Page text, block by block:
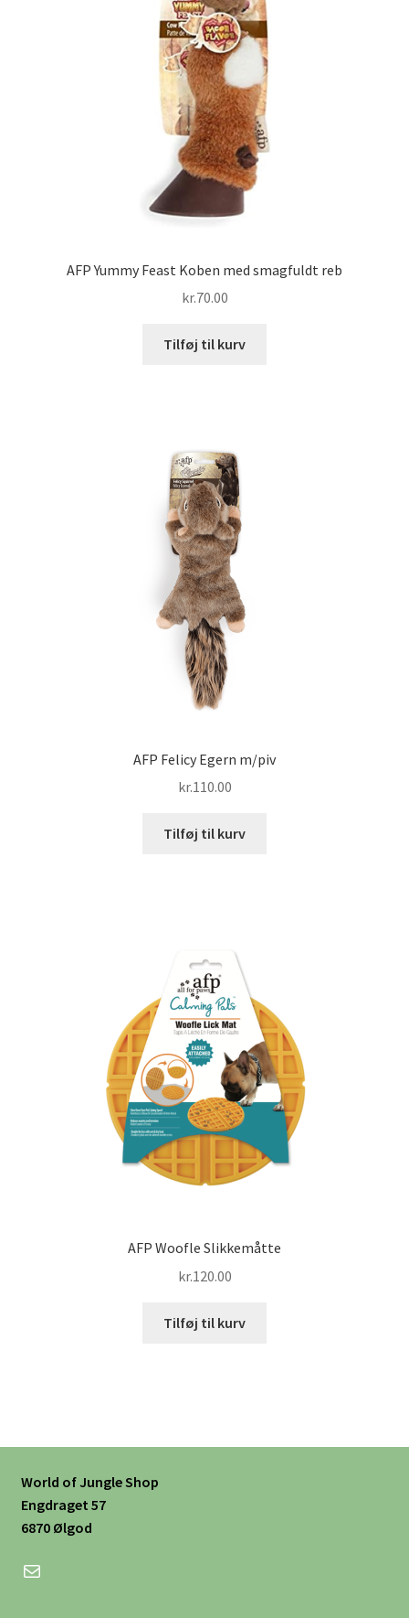
AFP Yummy Feast Koben med smagfuldt reb
kr.70.00
Tilføj til kurv
AFP Felicy Egern m/piv
kr.110.00
Tilføj til kurv
AFP Woofle Slikkemåtte
kr.120.00
Tilføj til kurv
World of Jungle Shop
Engdraget 57
6870 Ølgod
Mail